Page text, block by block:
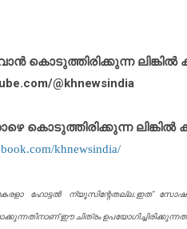
ലിങ്കിൽ
@khnewsindia
ലിങ്കിൽ
khnewsindia/
ഹോട്ടൽ ന്യൂസിന്റേതല്ല.ഇത്
ഈ ചിത്രം